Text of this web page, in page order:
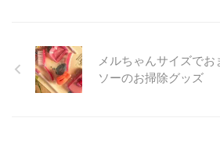
メルちゃんサイズでお
ソーのお掃除グッズ